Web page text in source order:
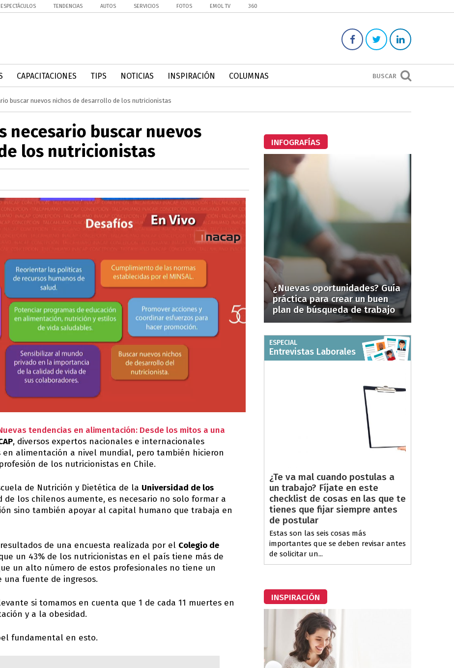
ESPECTÁCULOS TENDENCIAS AUTOS SERVICIOS FOTOS EMOL TV 360
BUSCAR
CAPACITACIONES TIPS NOTICIAS INSPIRACIÓN COLUMNAS
buscar nuevos nichos de desarrollo de los nutricionistas
necesario buscar nuevos
los nutricionistas
tendencias en alimentación: Desde los mitos a una
, diversos expertos nacionales e internacionales
alimentación a nivel mundial, pero también hicieron
de los nutricionistas en Chile.
de Nutrición y Dietética de la Universidad de los
de los chilenos aumente, es necesario no solo formar a
sino también apoyar al capital humano que trabaja en
de una encuesta realizada por el Colegio de
un 43% de los nutricionistas en el país tiene más de
un alto número de estos profesionales no tiene un
una fuente de ingresos.
si tomamos en cuenta que 1 de cada 11 muertes en
y a la obesidad.
fundamental en esto.
INFOGRAFÍAS
¿Nuevas oportunidades? Guía
práctica para crear un buen
plan de búsqueda de trabajo
ESPECIAL
Entrevistas Laborales
¿Te va mal cuando postulas a
un trabajo? Fíjate en este
checklist de cosas en las que te
tienes que fijar siempre antes
de postular
Estas son las seis cosas más
importantes que se deben revisar antes
de solicitar un...
INSPIRACIÓN